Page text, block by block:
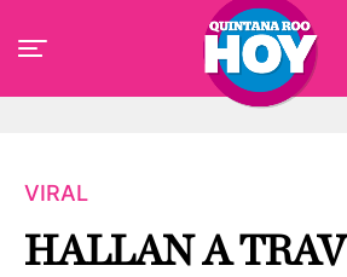
VIRAL
HALLAN A